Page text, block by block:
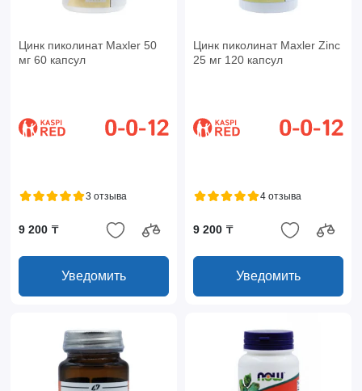
Цинк пиколинат Maxler 50
мг 60 капсул
3 отзыва
9 200 ₸
Уведомить
Цинк пиколинат Maxler Zinc
25 мг 120 капсул
4 отзыва
9 200 ₸
Уведомить